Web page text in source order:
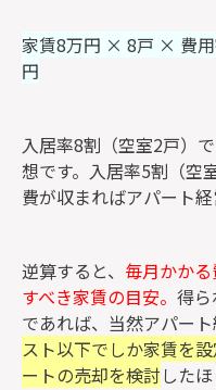
家賃8万円 × 8戸 × 費用
円
入居率8割（空室2戸）
想です。入居率5割（空
費が収まればアパート経
逆算すると、 毎月かか
すべき家賃の目安。 得
であれば、当然アパー
スト以下でしか家賃を
ートの売却を検討 した